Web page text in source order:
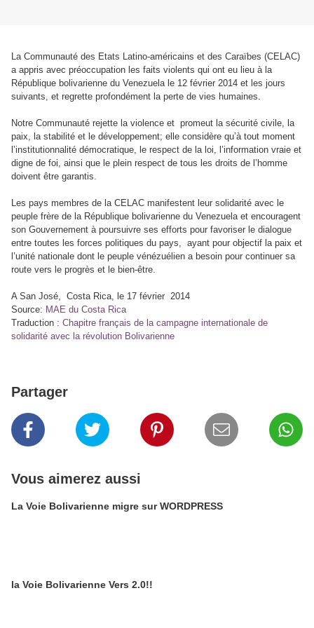
La Communauté des Etats Latino-américains et des Caraïbes (CELAC)
a appris avec préoccupation les faits violents qui ont eu lieu à la
République bolivarienne du Venezuela le 12 février 2014 et les jours
suivants, et regrette profondément la perte de vies humaines.
Notre Communauté rejette la violence et promeut la sécurité civile, la
paix, la stabilité et le développement; elle considère qu’à tout moment
l’institutionnalité démocratique, le respect de la loi, l’information vraie et
digne de foi, ainsi que le plein respect de tous les droits de l’homme
doivent être garantis.
Les pays membres de la CELAC manifestent leur solidarité avec le
peuple frère de la République bolivarienne du Venezuela et encouragent
son Gouvernement à poursuivre ses efforts pour favoriser le dialogue
entre toutes les forces politiques du pays, ayant pour objectif la paix et
l’unité nationale dont le peuple vénézuélien a besoin pour continuer sa
route vers le progrès et le bien-être.
A San José, Costa Rica, le 17 février 2014
Source: MAE du Costa Rica
Traduction : Chapitre français de la campagne internationale de
solidarité avec la révolution Bolivarienne
Partager
Vous aimerez aussi
La Voie Bolivarienne migre sur WORDPRESS
la Voie Bolivarienne Vers 2.0!!